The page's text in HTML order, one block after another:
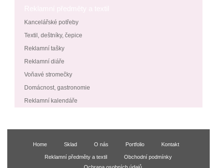
Kancelářské potřeby
Textil, deštníky, čepice
Reklamní tašky
Reklamní diáře
Voňavé stromečky
Domácnost, gastronomie
Reklamní kalendáře
Home Sklad O nás Portfolio Kontakt
Reklamní předměty a textil
Obchodní podmínky